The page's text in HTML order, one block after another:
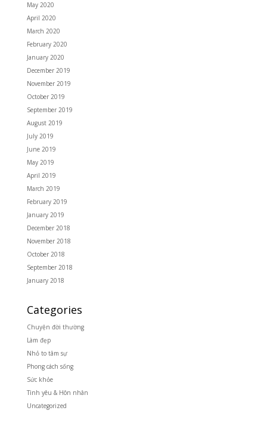
May 2020
April 2020
March 2020
February 2020
January 2020
December 2019
November 2019
October 2019
September 2019
August 2019
July 2019
June 2019
May 2019
April 2019
March 2019
February 2019
January 2019
December 2018
November 2018
October 2018
September 2018
January 2018
Categories
Chuyện đời thường
Làm đẹp
Nhỏ to tâm sự
Phong cách sống
Sức khỏe
Tình yêu & Hôn nhân
Uncategorized